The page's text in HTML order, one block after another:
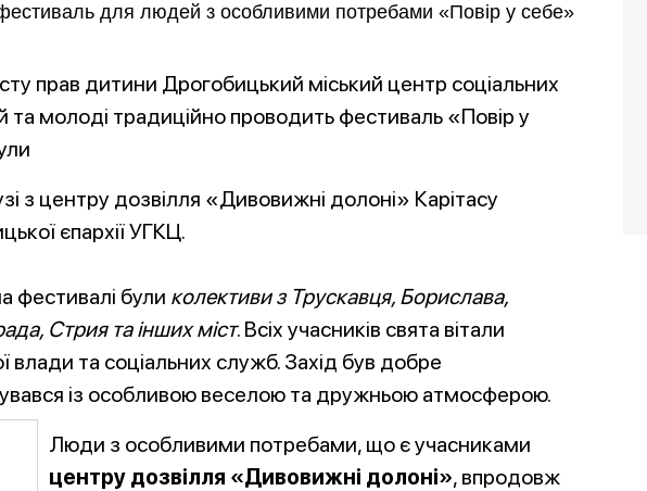
для людей з особливими потребами «Повір у себе»
прав дитини Дрогобицький міський центр соціальних
та молоді традиційно проводить фестиваль «Повір у
з центру дозвілля «Дивовижні долоні» Карітасу
єпархії УГКЦ.
фестивалі були колективи з Трускавця, Борислава,
Стрия та інших міст. Всіх учасників свята вітали
влади та соціальних служб. Захід був добре
із особливою веселою та дружньою атмосферою.
Люди з особливими потребами, що є учасниками
центру дозвілля «Дивовижні долоні», впродовж